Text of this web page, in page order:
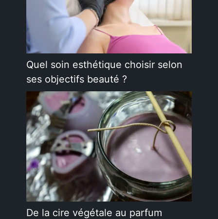
Quel soin esthétique choisir selon
ses objectifs beauté ?
De la cire végétale au parfum